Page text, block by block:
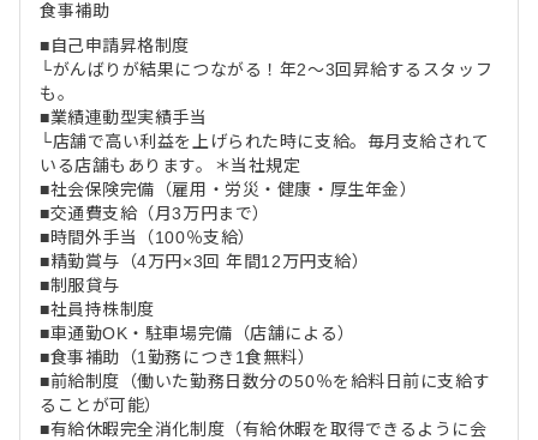
食事補助
■自己申請昇格制度
└がんばりが結果につながる！年2～3回昇給するスタッフ
も。
■業績連動型実績手当
└店舗で高い利益を上げられた時に支給。毎月支給されて
いる店舗もあります。＊当社規定
■社会保険完備（雇用・労災・健康・厚生年金）
■交通費支給（月3万円まで）
■時間外手当（100％支給）
■精勤賞与（4万円×3回 年間12万円支給）
■制服貸与
■社員持株制度
■車通勤OK・駐車場完備（店舗による）
■食事補助（1勤務につき1食無料）
■前給制度（働いた勤務日数分の50％を給料日前に支給す
ることが可能）
■有給休暇完全消化制度（有給休暇を取得できるように会